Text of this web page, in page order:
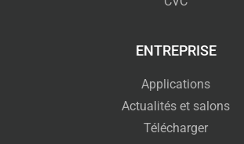
ENTREPRISE
Applications
Actualités et salons
Télécharger